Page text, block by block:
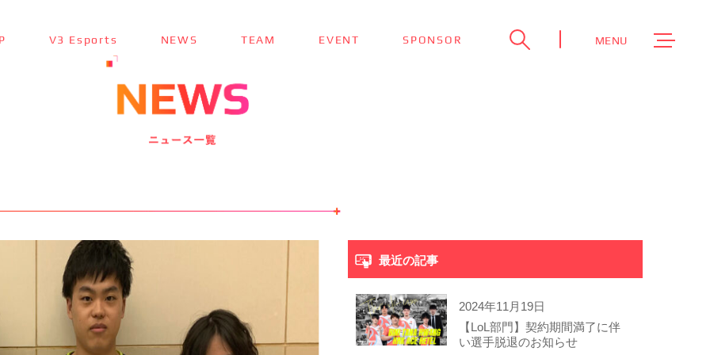
V3 Esports NEWS TEAM EVENT SPONSOR
NEWS
TEAM
EVENT 参加大会情報 ＞
SPONSOR スポンサー ＞
MENU
最近の記事
2024年11月19日
【LoL部門】契約期間満了に伴
い選手脱退のお知らせ